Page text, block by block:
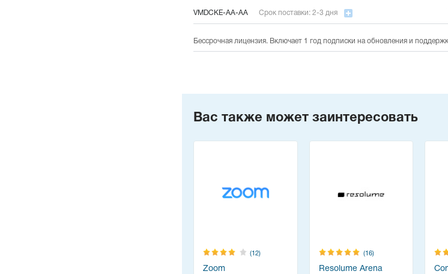
VMDCKE-AA-AA Срок поставки: 2-3 дня
Бессрочная лицензия. Включает 1 год подписки на обновления и
Вас также может заинтересовать
(12)
Zoom
(16)
Resolume Arena